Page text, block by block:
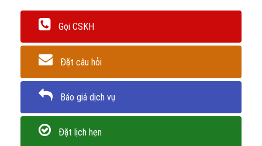
Gọi CSKH
Đặt câu hỏi
Báo giá dịch vụ
Đặt lịch hẹn